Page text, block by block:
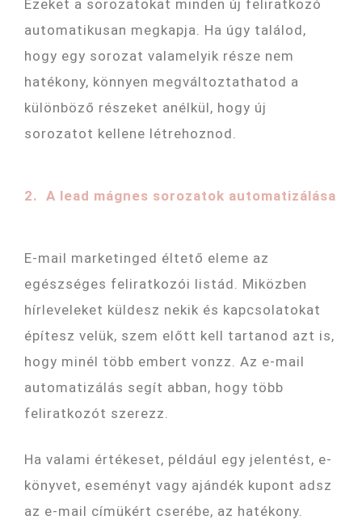
Ezeket a sorozatokat minden új feliratkozó
automatikusan megkapja. Ha úgy találod,
hogy egy sorozat valamelyik része nem
hatékony, könnyen megváltoztathatod a
különböző részeket anélkül, hogy új
sorozatot kellene létrehoznod.
2. A lead mágnes sorozatok automatizálása
E-mail marketinged éltető eleme az
egészséges feliratkozói listád. Miközben
hírleveleket küldesz nekik és kapcsolatokat
építesz velük, szem előtt kell tartanod azt is,
hogy minél több embert vonzz. Az e-mail
automatizálás segít abban, hogy több
feliratkozót szerezz.
Ha valami értékeset, például egy jelentést, e-
könyvet, eseményt vagy ajándék kupont adsz
az e-mail címükért cserébe, az hatékony.